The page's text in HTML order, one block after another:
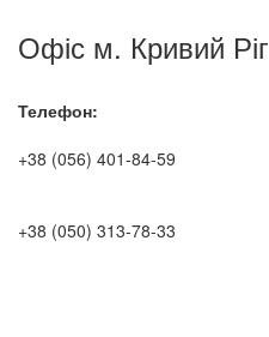
Офіс м. Кривий Ріг
Телефон:
+38 (056) 401-84-59
+38 (050) 313-78-33